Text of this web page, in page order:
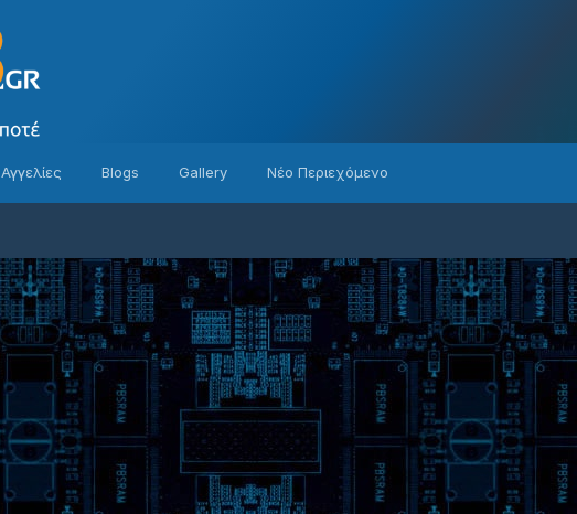
Αγγελίες Blogs Gallery Νέο Περιεχόμενο